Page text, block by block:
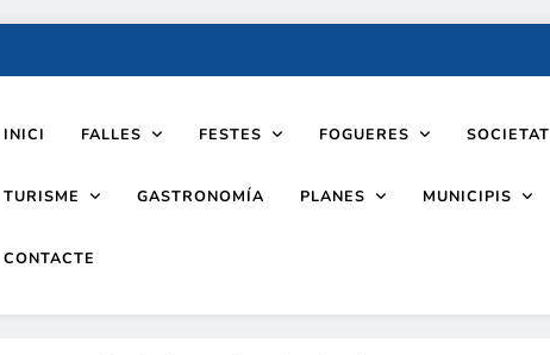
INICI FALLES FESTES FOGUERES SOCIETAT
TURISME GASTRONOMÍA PLANES MUNICIPIS
CONTACTE